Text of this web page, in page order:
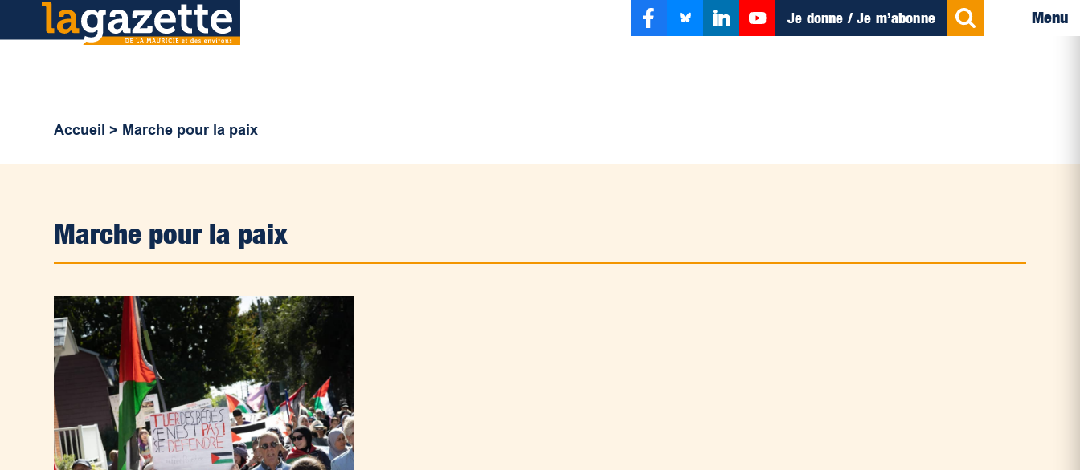
Je donne / Je m’abonne Menu
Accueil > Marche pour la paix
Marche pour la paix